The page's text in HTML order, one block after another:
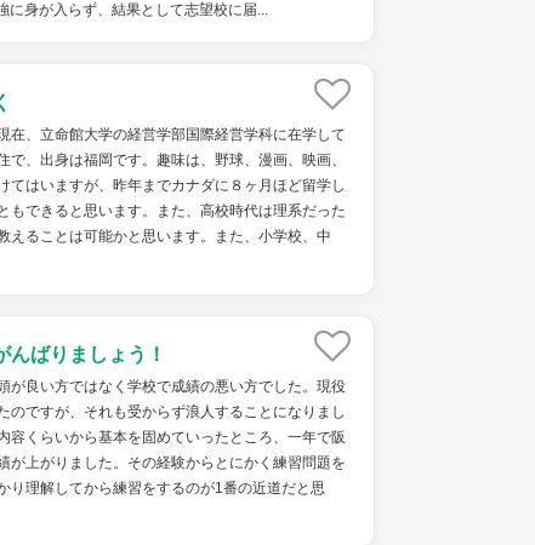
に身が入らず、結果として志望校に届...
在、立命館大学の経営学部国際経営学科に在学して
で、出身は福岡です。趣味は、野球、漫画、映画、
てはいますが、昨年までカナダに８ヶ月ほど留学し
もできると思います。また、高校時代は理系だった
えることは可能かと思います。また、小学校、中
んばりましょう！
が良い方ではなく学校で成績の悪い方でした。現役
のですが、それも受からず浪人することになりまし
容くらいから基本を固めていったところ、一年で阪
が上がりました。その経験からとにかく練習問題を
り理解してから練習をするのが1番の近道だと思